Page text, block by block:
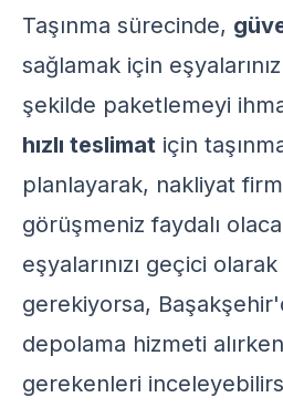
Taşınma sürecinde,
sağlamak için
şekilde paketlemeyi
hızlı teslimat için
planlayarak, nakliyat
görüşmeniz faydalı
eşyalarınızı geçici
gerekiyorsa,
depolama hizmeti
gerekenleri